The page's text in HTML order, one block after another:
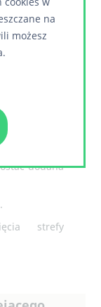
dodana
strefy
na
możesz